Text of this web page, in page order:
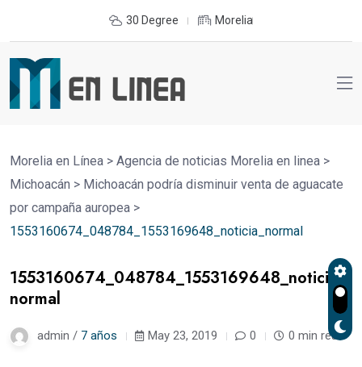
30 Degree Morelia
Morelia en Línea > Agencia de noticias Morelia en linea >
Michoacán > Michoacán podría disminuir venta de aguacate
por campaña auropea >
1553160674_048784_1553169648_noticia_normal
1553160674_048784_1553169648_noticia_
normal
admin / 7 años May 23, 2019 0 0 min read